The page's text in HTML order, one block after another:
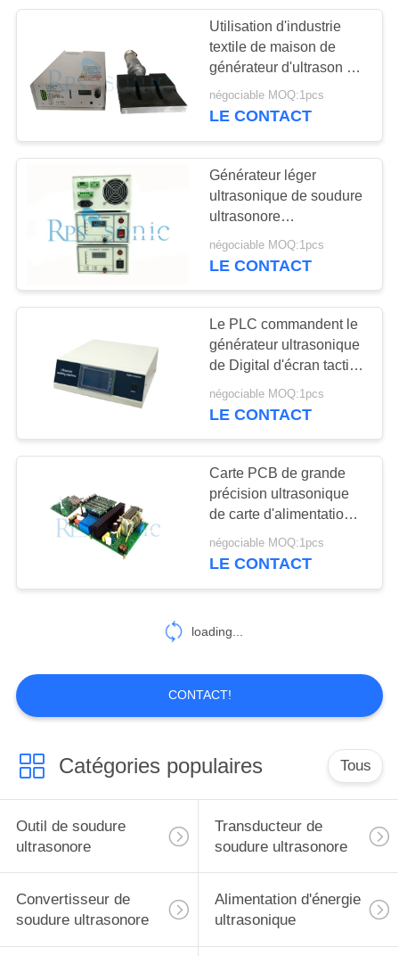
Dispositif
ultrasonique de
coupe
90
Soudage par points
ultrasonique
48
Processeur liquide
ultrasonique
Becs de
ultrasoniques
16
Machine-outil
ultrasonique
15
Utilisation d'industrie
textile de maison de
générateur d'ultrason de
rendement élevé
négociable MOQ:1pcs
LE CONTACT
Générateur léger
ultrasonique de soudure
ultrasonore
d'alimentation d'énergie
de structure compacte
négociable MOQ:1pcs
LE CONTACT
Le PLC commandent le
générateur ultrasonique
de Digital d'écran tactile
de générateur de
soudure ultrasonore
négociable MOQ:1pcs
LE CONTACT
Carte PCB de grande
précision ultrasonique
de carte d'alimentation
d'énergie de bouton
rotatoire
négociable MOQ:1pcs
LE CONTACT
loading...
CONTACT!
Catégories populaires Tous
Outil de soudure
ultrasonore
Transducteur de
soudure ultrasonore
Convertisseur de
soudure ultrasonore
Alimentation d'énergie
ultrasonique